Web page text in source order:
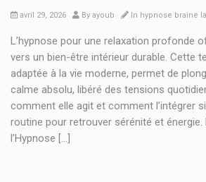
avril 29, 2026 By ayoub In hypnose braine
L’hypnose pour une relaxation profonde
vers un bien-être intérieur durable. Cette
adaptée à la vie moderne, permet de
calme absolu, libéré des tensions
comment elle agit et comment l’intégrer
routine pour retrouver sérénité et énergie.
l’Hypnose […]